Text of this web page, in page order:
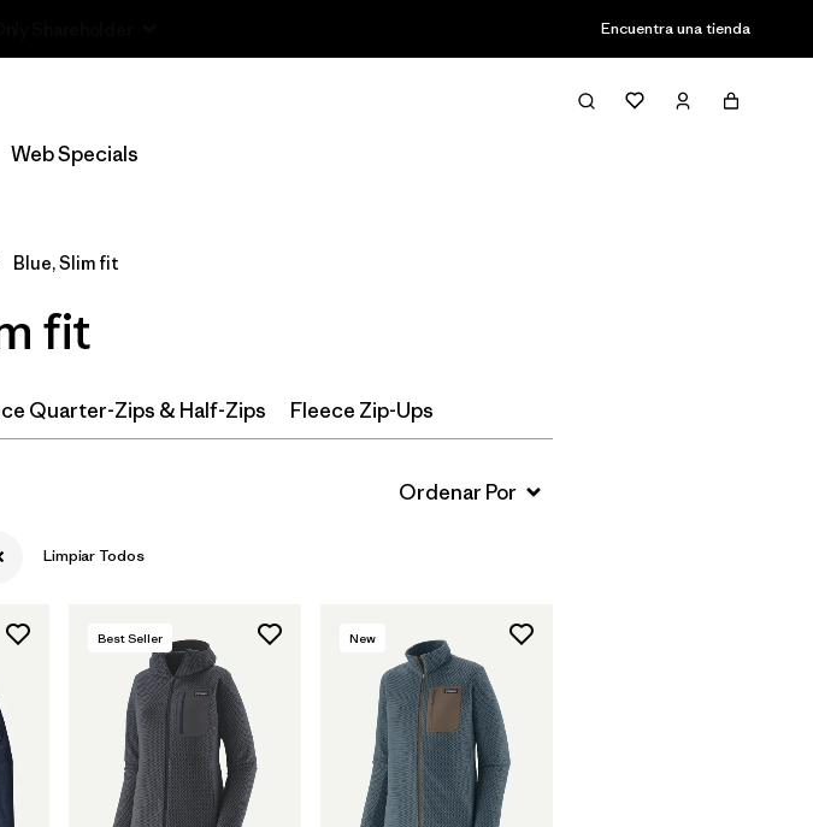
Encuentra una tienda
Web Specials
Filter & Sort
Blue, Slim fit
fit
Quarter-Zips & Half-Zips Fleece Zip-Ups
Limpiar Todos
Best Seller New